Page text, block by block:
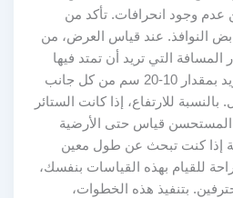
وجود انحرافات. تأكد من
عند قياس العرض، من
التي تريد أن تمتد فيها
الستائر، حيث يُفضل أن تزيد بمقدار 10-20 سم من كل جانب
للارتفاع، إذا كانت الستائر
قياس حتى الأرضية
كنت تبحث عن طول معين
للقيام بهذه القياسات بنفسك،
بتنفيذ هذه الخطوات،